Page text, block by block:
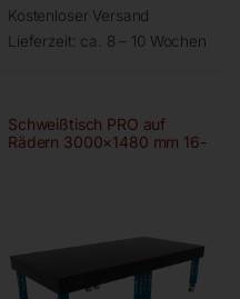
Kostenloser Versand
Lieferzeit: ca. 8 – 10 Wochen
Schweißtisch PRO auf
Rädern 3000×1480 mm 16-